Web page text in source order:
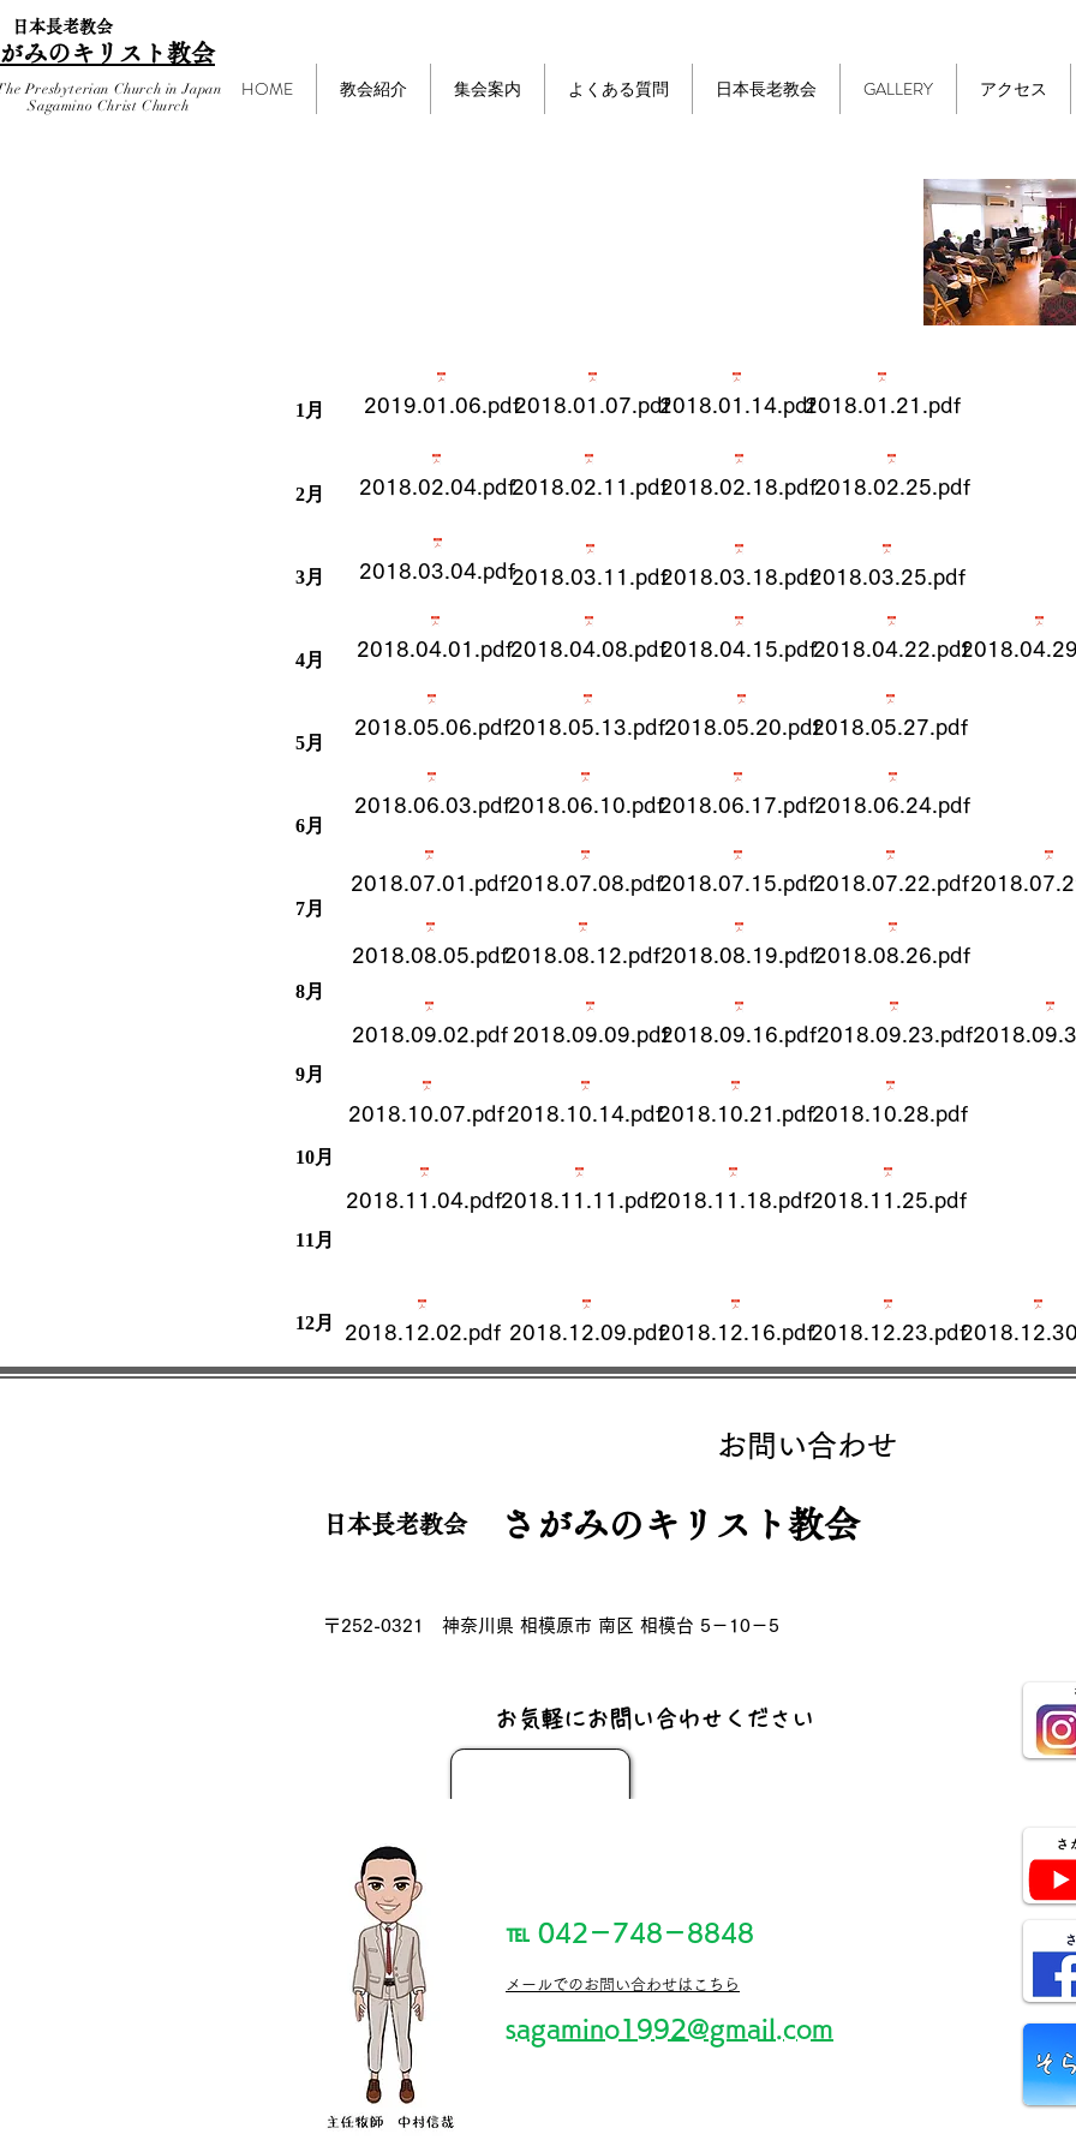
Presbyterian Church in Japan
Sagamino Christ Church
みのキリスト教会
​日本長老教会
HOME 教会紹介 集会案内 よくある質問 日本長老教会 GALLERY アクセス
1月
2月
3月
​4月
5月
6月
7月
8月
9月
10月
11月
​12月
2019.01.06.pdf
2018.02.04.pdf
2018.03.04.pdf
2018.04.01.pdf
2018.05.06.pdf
2018.06.03.pdf
2018.07.01.pdf
2018.08.05.pdf
2018.09.02.pdf
2018.10.07.pdf
2018.11.04.pdf
2018.01.07.pdf
2018.02.11.pdf
2018.03.11.pdf
2018.04.08.pdf
2018.05.13.pdf
2018.06.10.pdf
2018.07.08.pdf
2018.08.12.pdf
2018.09.09.pdf
2018.10.14.pdf
2018.11.11.pdf
2018.12.02.pdf 2018.12.09.pdf
2018.01.14.pdf2018.01.21.pdf
2018.02.18.pdf2018.02.25.pdf
2018.03.18.pdf
2018.04.15.pdf
2018.05.20.pdf
2018.06.17.pdf
2018.07.15.pdf
2018.08.19.pdf
2018.09.16.pdf
2018.10.21.pdf
2018.11.18.pdf
2018.03.25.pdf
2018.04.22.pdf
2018.05.27.pdf
2018.06.24.pdf
2018.07.22.pdf
2018.08.26.pdf
2018.09.23.pdf
2018.10.28.pdf
2018.11.25.pdf
2018.12.16.pdf2018.12.23.pdf
お問い合わせ
​日本長老教会 ​さがみのキリスト教会
〒252-0321 神奈川県 相模原市 南区 相模台 5－10－5
お気軽にお問い合わせください
℡ 042－748－8848
​メールでのお問い合わせはこちら
sagamino1992@gmail.com